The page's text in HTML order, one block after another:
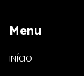
Menu
INÍCIO